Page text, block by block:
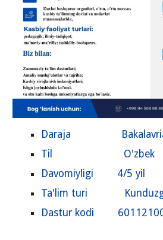
Daraja
Til O'zbek
Davomiyligi 4/5 yil
Ta'lim turi
Dastur kodi